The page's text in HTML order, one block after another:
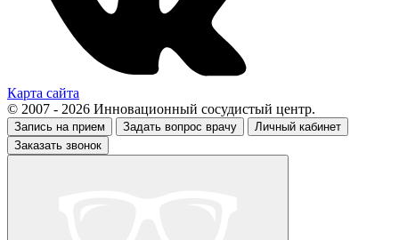
Карта сайта
© 2007 - 2026 Инновационный сосудистый центр.
Запись на прием Задать вопрос врачу
Личный кабинет
Заказать звонок